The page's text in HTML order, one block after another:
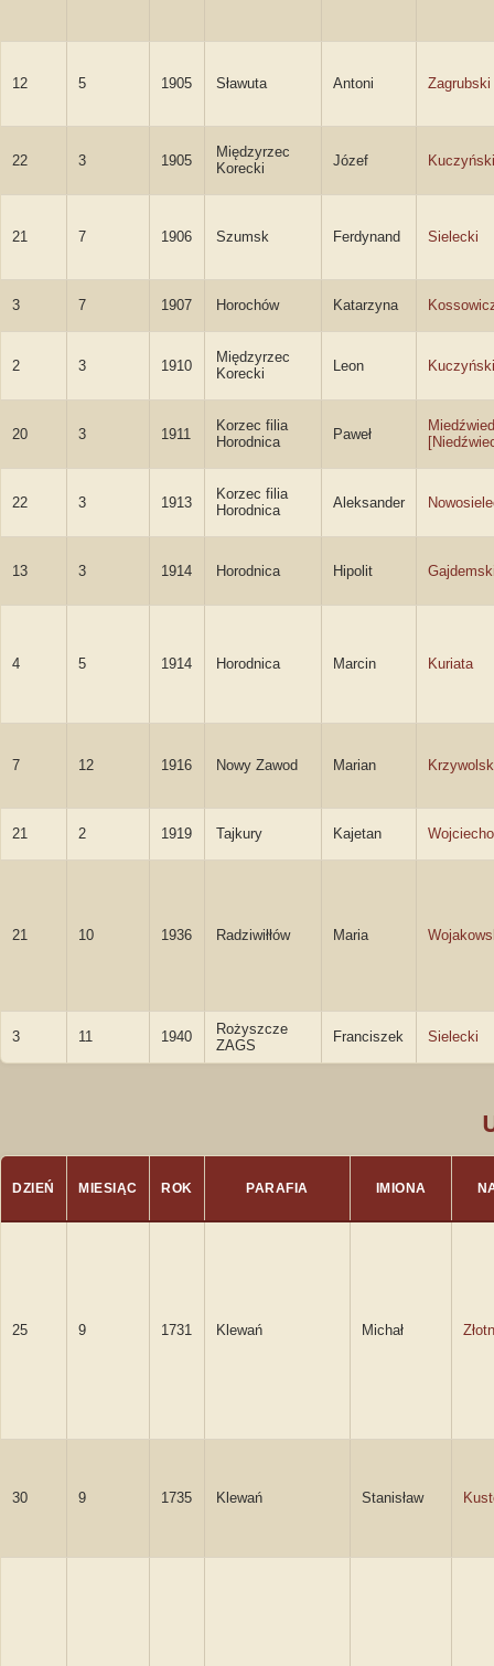
12 5 1905 Sławuta Antoni Zagrubski
22 3 1905
Międzyrzec
Korecki
Józef Kuczyński
21 7 1906 Szumsk Ferdynand Sielecki
3 7 1907 Horochów Katarzyna
2 3 1910
Międzyrzec
Korecki
Leon Kuczyński
20 3 1911
Korzec filia
Horodnica
Paweł
22 3 1913
Korzec filia
Horodnica
Aleksander
13 3 1914 Horodnica Hipolit
4 5 1914 Horodnica Marcin Kuriata
7 12 1916 Nowy Zawod Marian
21 2 1919 Tajkury Kajetan
21 10 1936 Radziwiłłów Maria
3 11 1940
Rożyszcze
ZAGS
Franciszek Sielecki
DZIEŃ MIESIĄC ROK PARAFIA IMIONA
25 9 1731 Klewań Michał
30 9 1735 Klewań Stanisław